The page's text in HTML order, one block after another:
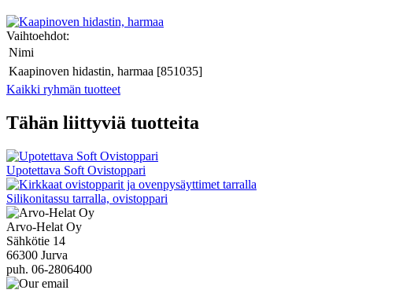
Vaihtoehdot:
Nimi
Kaapinoven hidastin, harmaa [851035]
Kaikki ryhmän tuotteet
Tähän liittyviä tuotteita
Upotettava Soft Ovistoppari
Silikonitassu tarralla, ovistoppari
Arvo-Helat Oy
Sähkötie 14
66300 Jurva
puh. 06-2806400